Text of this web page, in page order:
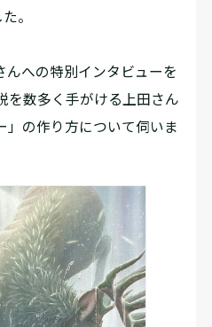
。
への特別インタビューを
を数多く手がける上田さん
」の作り方について伺いま